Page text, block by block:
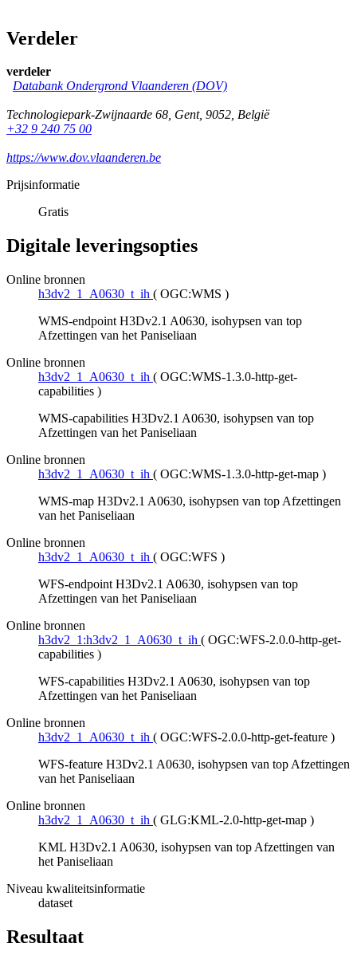
Verdeler
verdeler
Databank Ondergrond Vlaanderen (DOV)
Technologiepark-Zwijnaarde 68, Gent, 9052, België
+32 9 240 75 00
https://www.dov.vlaanderen.be
Prijsinformatie
Gratis
Digitale leveringsopties
Online bronnen
h3dv2_1_A0630_t_ih ( OGC:WMS )
WMS-endpoint H3Dv2.1 A0630, isohypsen van top
Afzettingen van het Paniseliaan
Online bronnen
h3dv2_1_A0630_t_ih ( OGC:WMS-1.3.0-http-get-
capabilities )
WMS-capabilities H3Dv2.1 A0630, isohypsen van top
Afzettingen van het Paniseliaan
Online bronnen
h3dv2_1_A0630_t_ih ( OGC:WMS-1.3.0-http-get-map )
WMS-map H3Dv2.1 A0630, isohypsen van top Afzettingen
van het Paniseliaan
Online bronnen
h3dv2_1_A0630_t_ih ( OGC:WFS )
WFS-endpoint H3Dv2.1 A0630, isohypsen van top
Afzettingen van het Paniseliaan
Online bronnen
h3dv2_1:h3dv2_1_A0630_t_ih ( OGC:WFS-2.0.0-http-get-
capabilities )
WFS-capabilities H3Dv2.1 A0630, isohypsen van top
Afzettingen van het Paniseliaan
Online bronnen
h3dv2_1_A0630_t_ih ( OGC:WFS-2.0.0-http-get-feature )
WFS-feature H3Dv2.1 A0630, isohypsen van top Afzettingen
van het Paniseliaan
Online bronnen
h3dv2_1_A0630_t_ih ( GLG:KML-2.0-http-get-map )
KML H3Dv2.1 A0630, isohypsen van top Afzettingen van
het Paniseliaan
Niveau kwaliteitsinformatie
dataset
Resultaat